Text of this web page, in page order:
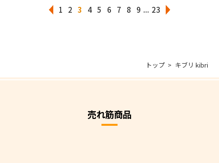
1 2 3 4 5 6 7 8 9 ... 23
トップ キブリ kibri
売れ筋商品